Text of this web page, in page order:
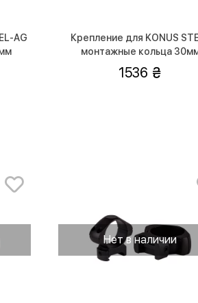
AG
Крепление для KONUS
монтажные кольца
(средней посадки)
1536
Нет в наличии